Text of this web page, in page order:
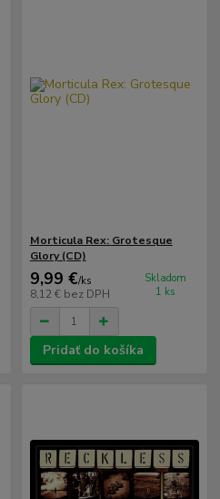
Morticula Rex: Grotesque
Glory (CD)
9,99 €/ks
8,12 € bez DPH
Skladom
1 ks
Pridať do košíka